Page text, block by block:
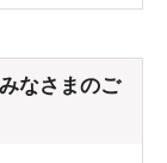
なさまのご